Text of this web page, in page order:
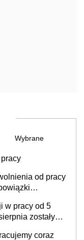
Wybrane
od pracy
w pracy od 5
zostały
coraz